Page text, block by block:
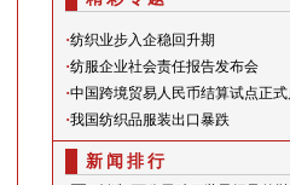
·纺织业步入企稳回升期
·纺服企业社会责任报告发布会
·中国跨境贸易人民币结算试点正式
·我国纺织品服装出口暴跌
新闻排行